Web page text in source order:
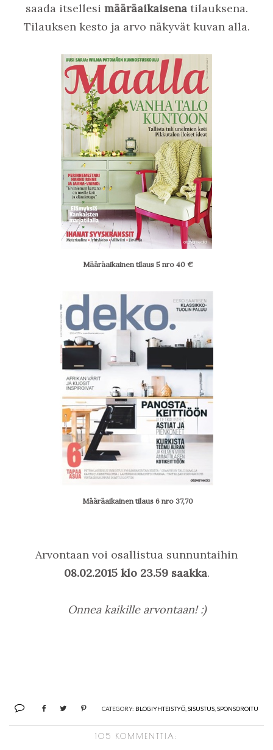
saada itsellesi määräaikaisenatilauksena.
Tilauksen kesto ja arvo näkyvät kuvan alla.
Määräaikainen tilaus 5 nro 40€
Määräaikainen tilaus 6 nro 37,70
Arvontaan voi osallistua sunnuntaihin
08.02.2015 klo 23.59 saakka.
Onnea kaikille arvontaan! :)
CATEGORY: BLOGIYHTEISTYÖ SISUSTUS SPONSOROITU
105 KOMMENTTIA: